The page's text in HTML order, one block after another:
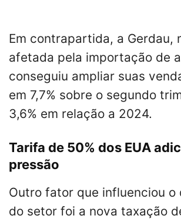
Em contrapartida, a Gerdau,
afetada pela importação de
conseguiu ampliar suas
em 7,7% sobre o segundo
3,6% em relação a 2024.
Tarifa de 50% dos EUA
pressão
Outro fator que influenciou o
do setor foi a nova taxação